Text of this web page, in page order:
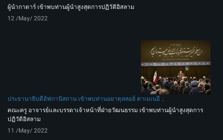
ผู้นำกาตาร์ เข้าพบท่านผู้นำสูงสุดการปฏิวัติอิสลาม
12 /May/ 2022
ประธานาธิบดีอัฟกานิสถาน เข้าพบท่านอยาตุลลอฮ์ คาเมเนอี
คณะครู อาจารย์และบรรดาเจ้าหน้าที่ฝ่ายวัฒนธรรม เข้าพบท่านผู้นำสูงสุดการ
ปฏิวัติอิสลาม
11 /May/ 2022